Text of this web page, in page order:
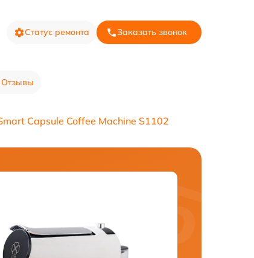
Статус ремонта Заказать звонок
Отзывы
Capsule Coffee Machine S1102